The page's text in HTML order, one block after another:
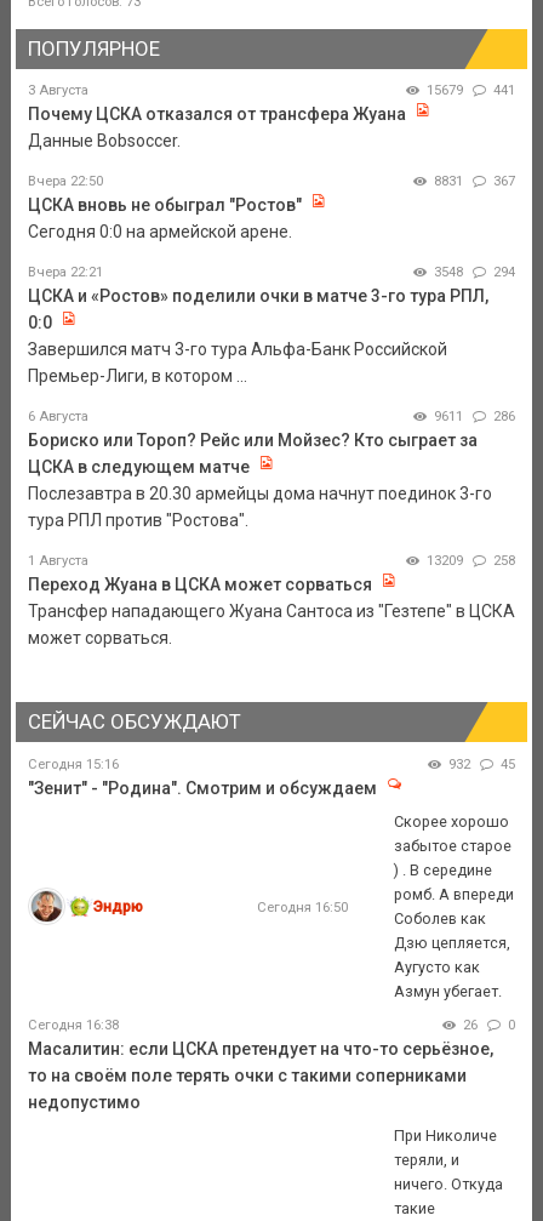
ПОПУЛЯРНОЕ
3 Августа 15679 441
Почему ЦСКА отказался от трансфера Жуана
Данные Bobsoccer.
Вчера 22:50 8831 367
ЦСКА вновь не обыграл "Ростов"
Сегодня 0:0 на армейской арене.
Вчера 22:21 3548 294
ЦСКА и «Ростов» поделили очки в матче 3-го тура РПЛ,
0:0
Завершился матч 3-го тура Альфа-Банк Российской
Премьер-Лиги, в котором ...
6 Августа 9611 286
Бориско или Тороп? Рейс или Мойзес? Кто сыграет за
ЦСКА в следующем матче
Послезавтра в 20.30 армейцы дома начнут поединок 3-го
тура РПЛ против "Ростова".
1 Августа 13209 258
Переход Жуана в ЦСКА может сорваться
Трансфер нападающего Жуана Сантоса из "Гезтепе" в ЦСКА
может сорваться.
СЕЙЧАС ОБСУЖДАЮТ
Сегодня 15:16 932 45
"Зенит" - "Родина". Смотрим и обсуждаем
Эндрю Сегодня 16:50
Скорее хорошо
забытое старое
) . В середине
ромб. А впереди
Соболев как
Дзю цепляется,
Аугусто как
Азмун убегает.
Сегодня 16:38 26 0
Масалитин: если ЦСКА претендует на что-то серьёзное,
то на своём поле терять очки с такими соперниками
недопустимо
При Николиче
теряли, и
ничего. Откуда
такие